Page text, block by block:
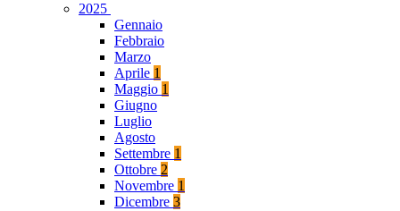
2025
Gennaio
Febbraio
Marzo
Aprile 1
Maggio 1
Giugno
Luglio
Agosto
Settembre 1
Ottobre 2
Novembre 1
Dicembre 3